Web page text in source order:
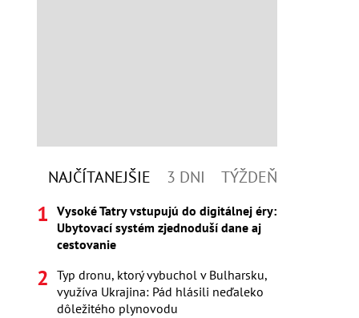
NAJČÍTANEJŠIE 3 DNI TÝŽDEŇ
Vysoké Tatry vstupujú do digitálnej éry:
Ubytovací systém zjednoduší dane aj
cestovanie
Typ dronu, ktorý vybuchol v Bulharsku,
využíva Ukrajina: Pád hlásili neďaleko
dôležitého plynovodu